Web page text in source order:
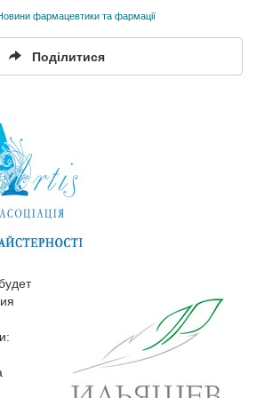
фармацевтики та фармації
Поділитися